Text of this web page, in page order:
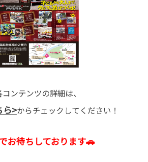
ンテンツの詳細は、
ら>からチェックしてください！
お待ちしております🚗